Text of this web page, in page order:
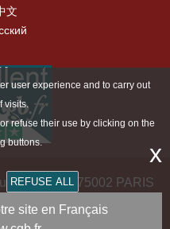
文
Vivienne - 75002 PARIS
user experience and to carry out
visits.
refuse their use by clicking on the
buttons.
REFUSE ALL
x
site en Français